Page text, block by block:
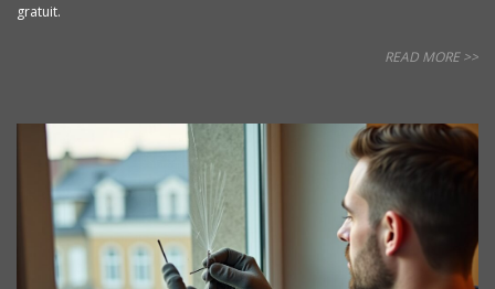
gratuit.
READ MORE >>